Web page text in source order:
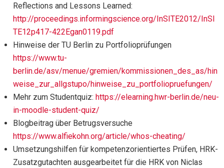
Reflections and Lessons Learned:
http://proceedings.informingscience.org/InSITE2012/InSI
TE12p417-422Egan0119.pdf
Hinweise der TU Berlin zu Portfolioprüfungen
https://www.tu-
berlin.de/asv/menue/gremien/kommissionen_des_as/hin
weise_zur_allgstupo/hinweise_zu_portfoliopruefungen/
Mehr zum Studentquiz: https://elearning.hwr-berlin.de/neu-
in-moodle-student-quiz/
Blogbeitrag über Betrugsversuche
https://www.alfiekohn.org/article/whos-cheating/
Umsetzungshilfen für kompetenzorientiertes Prüfen, HRK-
Zusatzgutachten ausgearbeitet für die HRK von Niclas